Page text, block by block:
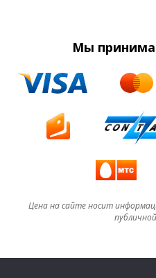
Мы
Цена на сайте носит